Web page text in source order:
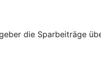
die Sparbeiträge